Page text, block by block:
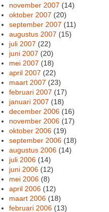
november 2007 (14)
oktober 2007 (20)
september 2007 (11)
augustus 2007 (15)
juli 2007 (22)
juni 2007 (20)
mei 2007 (18)
april 2007 (22)
maart 2007 (23)
februari 2007 (17)
januari 2007 (18)
december 2006 (16)
november 2006 (17)
oktober 2006 (19)
september 2006 (18)
augustus 2006 (14)
juli 2006 (14)
juni 2006 (12)
mei 2006 (8)
april 2006 (12)
maart 2006 (18)
februari 2006 (13)